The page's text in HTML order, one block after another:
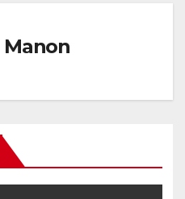
Manon